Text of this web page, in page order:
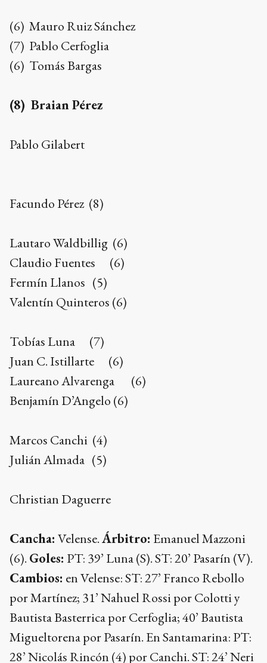
(6) Mauro Ruiz Sánchez
(7) Pablo Cerfoglia
(6) Tomás Bargas
(8) Braian Pérez
Pablo Gilabert
Facundo Pérez (8)
Lautaro Waldbillig (6)
Claudio Fuentes (6)
Fermín Llanos (5)
Valentín Quinteros (6)
Tobías Luna (7)
Juan C. Istillarte (6)
Laureano Alvarenga (6)
Benjamín D’Angelo (6)
Marcos Canchi (4)
Julián Almada (5)
Christian Daguerre
Cancha: Velense.Árbitro: Emanuel Mazzoni
(6). Goles: PT: 39’ Luna (S). ST: 20’ Pasarín (V).
Cambios: en Velense: ST: 27’ Franco Rebollo
por Martínez; 31’ Nahuel Rossi por Colotti y
Bautista Basterrica por Cerfoglia; 40’ Bautista
Migueltorena por Pasarín. En Santamarina: PT:
28’ Nicolás Rincón (4) por Canchi. ST: 24’ Neri